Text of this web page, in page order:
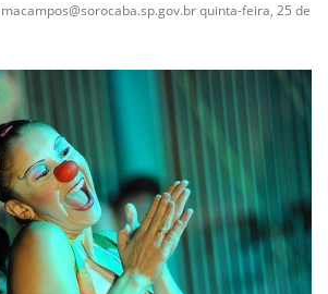
quinta-feira, 25 de